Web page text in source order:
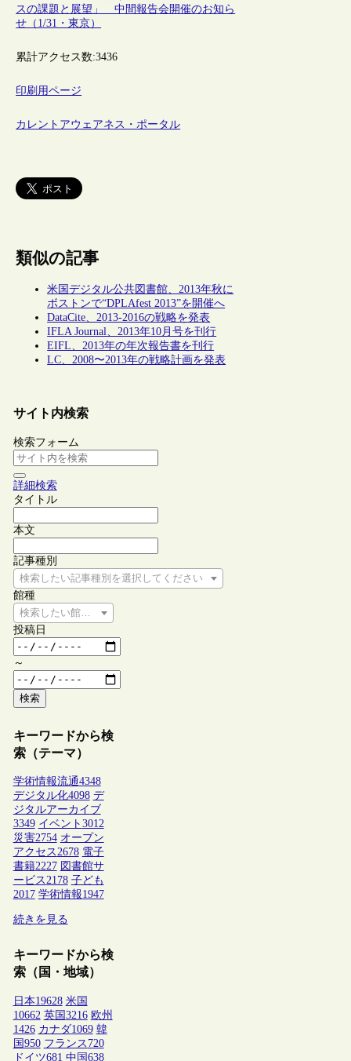
スの課題と展望」 中間報告会開催のお知ら
せ（1/31・東京）
累計アクセス数:3436
印刷用ページ
カレントアウェアネス・ポータル
類似の記事
米国デジタル公共図書館、2013年秋に
ボストンで“DPLAfest 2013”を開催へ
DataCite、2013-2016の戦略を発表
IFLA Journal、2013年10月号を刊行
EIFL、2013年の年次報告書を刊行
LC、2008〜2013年の戦略計画を発表
サイト内検索
検索フォーム
詳細検索
タイトル
本文
記事種別
検索したい記事種別を選択してください
館種
検索したい館種を選択してください
投稿日
～
検索
キーワードから検
索（テーマ）
学術情報流通4348
デジタル化4098 デ
ジタルアーカイブ
3349 イベント 3012
災害2754 オープン
アクセス2678 電子
書籍2227 図書館サ
ービス2178 子ども
2017 学術情報1947
続きを見る
キーワードから検
索（国・地域）
日本19628 米国
10662 英国 3216 欧州
1426 カナダ1069 韓
国 950 フランス 720
ドイツ681 中国 638